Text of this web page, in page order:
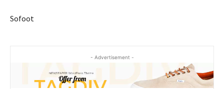
Sofoot
- Advertisement -